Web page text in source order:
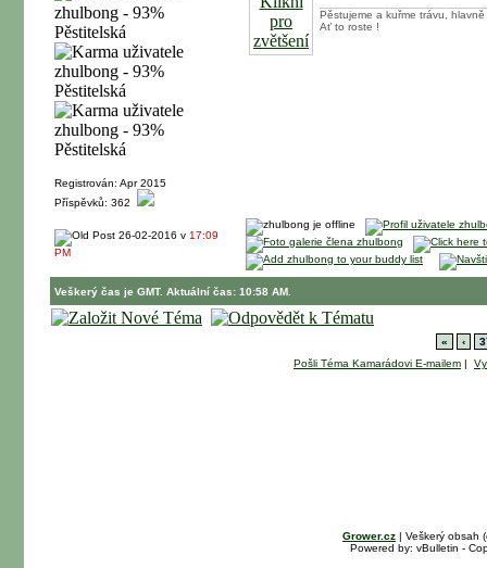
Registrován: Apr 2015
Příspěvků: 362
Pěstujeme a kuřme trávu,
Ať to roste !
26-02-2016 v 17:09
PM
Veškerý čas je GMT. Aktuální čas: 10:58 AM.
« ‹
Pošli Téma Kamarádovi E-mailem |
Grower.cz | Veškerý obsah
Powered by: vBulletin -